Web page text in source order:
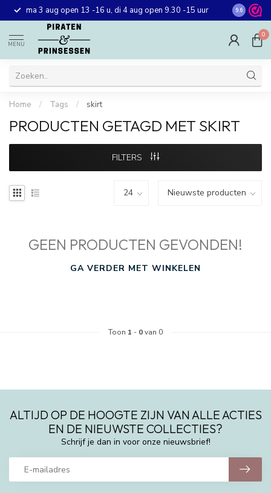
ma 3 aug open 13 -16 u, di 4 aug open 9.30 -15 uur Gratis
winkel in
9.6
MENU
0
Home / Tags / skirt
PRODUCTEN GETAGD MET SKIRT
FILTERS
GEEN PRODUCTEN GEVONDEN!
GA VERDER MET WINKELEN
Toon 1 - 0van 0
ALTIJD OP DE HOOGTE ZIJN VAN ALLE ACTIES
EN DE NIEUWSTE COLLECTIES?
Schrijf je dan in voor onze nieuwsbrief!